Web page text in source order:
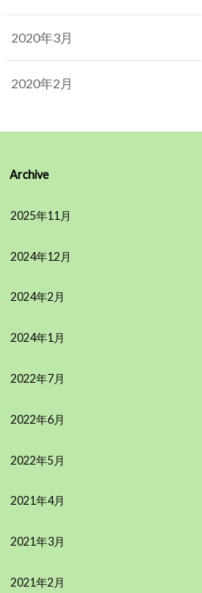
2020年3月
2020年2月
Archive
2025年11月
2024年12月
2024年2月
2024年1月
2022年7月
2022年6月
2022年5月
2021年4月
2021年3月
2021年2月